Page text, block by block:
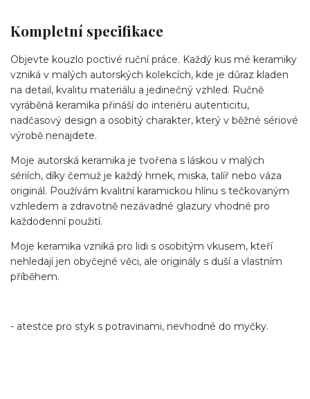
Kompletní specifikace
Objevte kouzlo poctivé ruční práce. Každý kus mé keramiky
vzniká v malých autorských kolekcích, kde je důraz kladen
na detail, kvalitu materiálu a jedinečný vzhled. Ručně
vyráběná keramika přináší do interiéru autenticitu,
nadčasový design a osobitý charakter, který v běžné sériové
výrobě nenajdete.
Moje autorská keramika je tvořena s láskou v malých
sériích, díky čemuž je každý hrnek, miska, talíř nebo váza
originál. Používám kvalitní karamickou hlínu s tečkovaným
vzhledem a zdravotně nezávadné glazury vhodné pro
každodenní použití.
Moje keramika vzniká pro lidi s osobitým vkusem, kteří
nehledají jen obyčejné věci, ale originály s duší a vlastním
příběhem.
- atestce pro styk s potravinami, nevhodné do myčky.